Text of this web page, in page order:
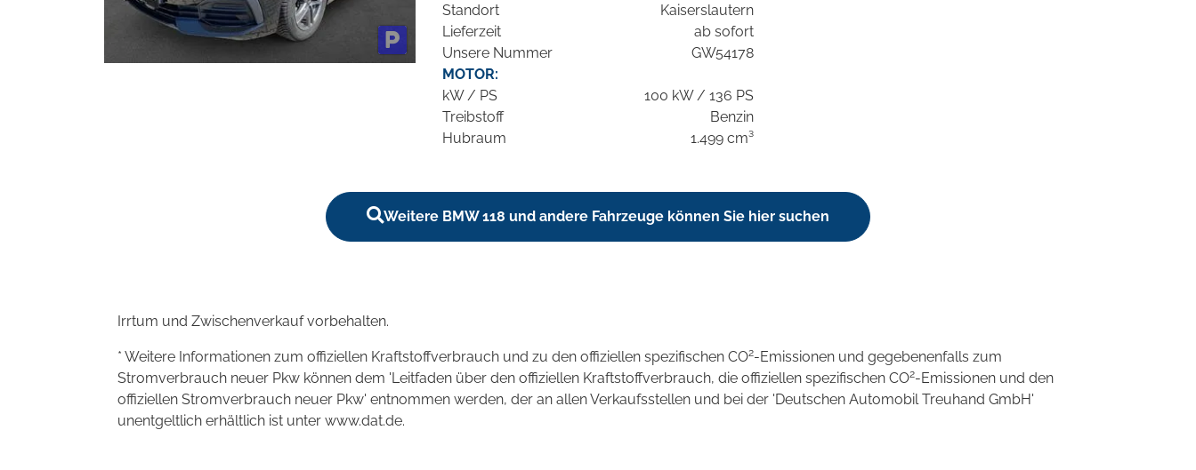
Standort
Kaiserslautern
Lieferzeit
ab sofort
Unsere Nummer
GW54178
MOTOR:
kW / PS
100 kW / 136 PS
Treibstoff
Benzin
Hubraum
1.499 cm³
Weitere BMW 118 und andere Fahrzeuge können Sie hier suchen
Irrtum und Zwischenverkauf vorbehalten.
* Weitere Informationen zum offiziellen Kraftstoffverbrauch und zu den offiziellen spezifischen CO2-Emissionen und gegebenenfalls zum
Stromverbrauch neuer Pkw können dem 'Leitfaden über den offiziellen Kraftstoffverbrauch, die offiziellen spezifischen CO2-Emissionen und den
offiziellen Stromverbrauch neuer Pkw' entnommen werden, der an allen Verkaufsstellen und bei der 'Deutschen Automobil Treuhand GmbH'
unentgeltlich erhältlich ist unter www.dat.de.